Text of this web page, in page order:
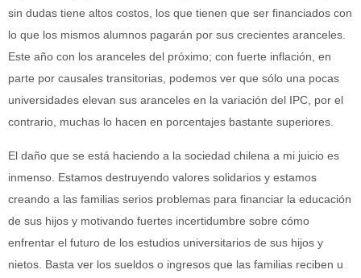
sin dudas tiene altos costos, los que tienen que ser financiados con
lo que los mismos alumnos pagarán por sus crecientes aranceles.
Este año con los aranceles del próximo; con fuerte inflación, en
parte por causales transitorias, podemos ver que sólo una pocas
universidades elevan sus aranceles en la variación del IPC, por el
contrario, muchas lo hacen en porcentajes bastante superiores.
El daño que se está haciendo a la sociedad chilena a mi juicio es
inmenso. Estamos destruyendo valores solidarios y estamos
creando a las familias serios problemas para financiar la educación
de sus hijos y motivando fuertes incertidumbre sobre cómo
enfrentar el futuro de los estudios universitarios de sus hijos y
nietos. Basta ver los sueldos o ingresos que las familias reciben u